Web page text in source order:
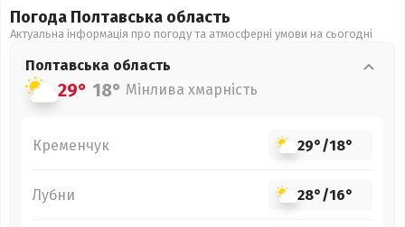
Погода Полтавська область
Актуальна інформація про погоду та атмосферні умови на сьогодні
Полтавська область
29° 18° Мінлива хмарність
Кременчук 29°/18°
Лубни 28°/16°